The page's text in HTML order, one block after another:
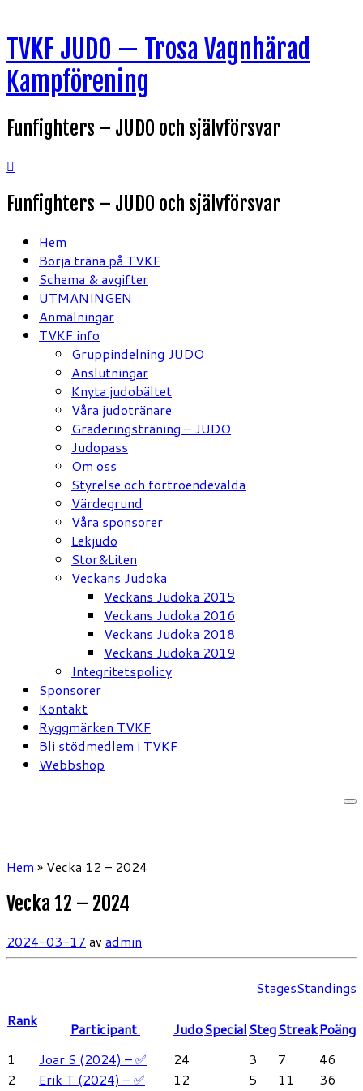
till
innehåll
TVKF JUDO — Trosa Vagnhärad
Kampförening
Funfighters – JUDO och självförsvar
Funfighters – JUDO och självförsvar
Hem
Börja träna på TVKF
Schema & avgifter
UTMANINGEN
Anmälningar
TVKF info
Gruppindelning JUDO
Anslutningar
Knyta judobältet
Våra judotränare
Graderingsträning – JUDO
Judopass
Om oss
Styrelse och förtroendevalda
Värdegrund
Våra sponsorer
Lekjudo
Stor&Liten
Veckans Judoka
Veckans Judoka 2015
Veckans Judoka 2016
Veckans Judoka 2018
Veckans Judoka 2019
Integritetspolicy
Sponsorer
Kontakt
Ryggmärken TVKF
Bli stödmedlem i TVKF
Webbshop
Hem » Vecka 12 – 2024
Vecka 12 – 2024
2024-03-17 av admin
StagesStandings
Rank
Participant JudoSpecialStegStreakPoäng
1
Joar S (2024) – ✅ 24 3 7
46
2
Erik T (2024) – ✅ 12 5 11
36